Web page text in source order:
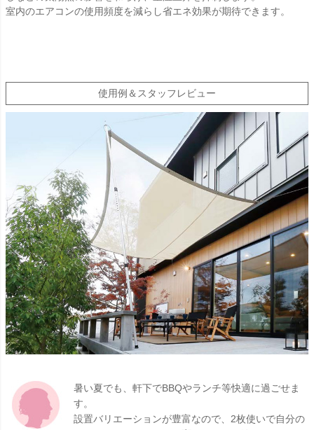
室内のエアコンの使用頻度を減らし省エネ効果が期待できます。
使用例＆スタッフレビュー
暑い夏でも、軒下でBBQやランチ等快適に過ごせま
す。
設置バリエーションが豊富なので、2枚使いで自分の